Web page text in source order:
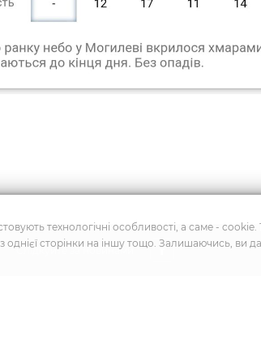
Слідкуйте за новинами
технологічні особливості, а саме -
сторінки на іншу тощо. Залишаючись, ви